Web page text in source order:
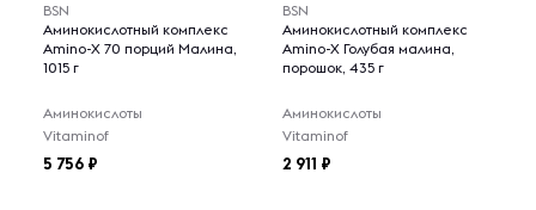
BSN
Аминокислотный комплекс
Amino-X 70 порций Малина,
1015 г
Аминокислоты
Vitaminof
5 756
BSN
Аминокислотный комплекс
Amino-X Голубая малина,
порошок, 435 г
Аминокислоты
Vitaminof
2 911